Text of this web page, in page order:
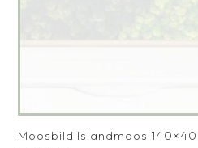
Moosbild Islandmoos